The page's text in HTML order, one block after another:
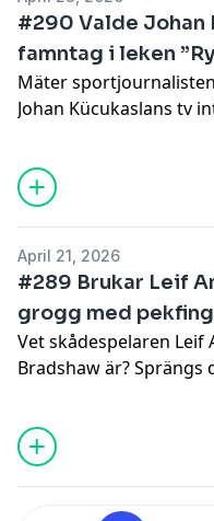
information.
#290 Valde Johan
famntag i leken
Mäter
Johan Kücukaslans tv
trattkantareller för
ingen ser?
Hosted on Acast. See
April 21, 2026
#289 Brukar Leif
grogg med
Vet skådespelaren Leif
Bradshaw är? Sprängs
partyhattsnöret ofta
Hosted on Acast. See
information.